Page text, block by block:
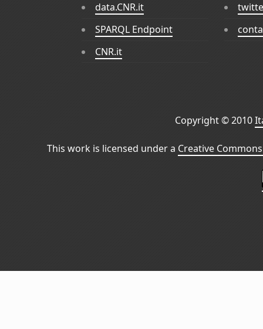
data.CNR.it
SPARQL Endpoint
CNR.it
Copyright © 2010
This work is licensed under a Creative